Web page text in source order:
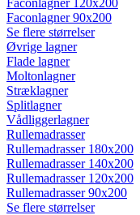
Faconlagner 120x200
Faconlagner 90x200
Se flere størrelser
Øvrige lagner
Flade lagner
Moltonlagner
Stræklagner
Splitlagner
Vådliggerlagner
Rullemadrasser
Rullemadrasser 180x200
Rullemadrasser 140x200
Rullemadrasser 120x200
Rullemadrasser 90x200
Se flere størrelser